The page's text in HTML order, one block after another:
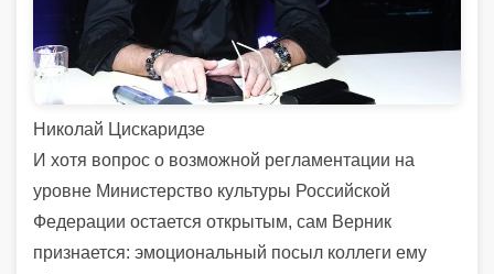
Николай Цискаридзе
И хотя вопрос о возможной регламентации на
уровне Министерство культуры Российской
Федерации остается открытым, сам Верник
признается: эмоциональный посыл коллеги ему